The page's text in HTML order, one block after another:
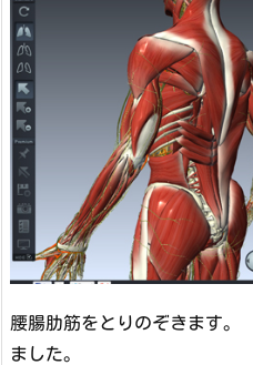
腰腸肋筋をとりのぞきます
ました。